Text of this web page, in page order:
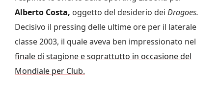
Alberto Costa, oggetto del desiderio dei Dragoes.
Decisivo il pressing delle ultime ore per il laterale
classe 2003, il quale aveva ben impressionato nel
finale di stagione e soprattutto in occasione del
Mondiale per Club.